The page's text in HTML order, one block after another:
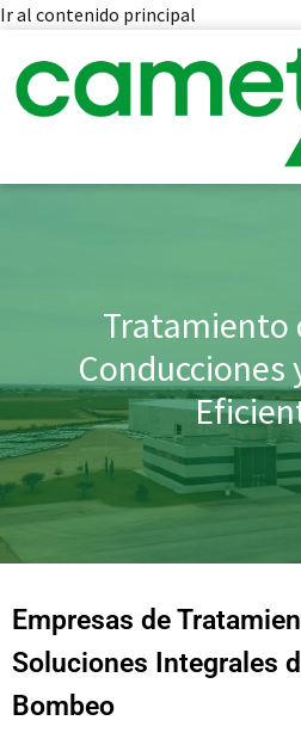
Ir al contenido principal
Tratamiento
Conducciones
Empresas de
Soluciones Integrales
Bombeo